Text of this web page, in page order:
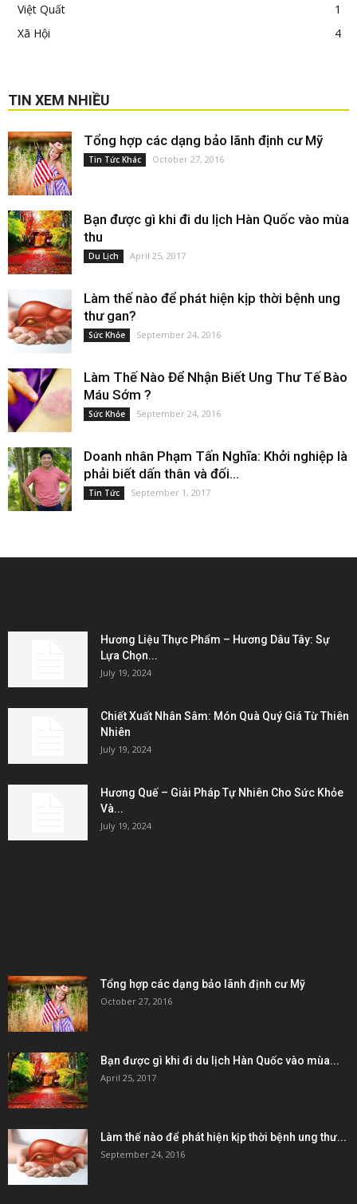
Việt Quất
1
Xã Hội
4
TIN XEM NHIỀU
Tổng hợp các dạng bảo lãnh định cư Mỹ
Tin Tức Khác October 27, 2016
Bạn được gì khi đi du lịch Hàn Quốc vào mùa
thu
Du Lịch April 25, 2017
Làm thế nào để phát hiện kịp thời bệnh ung
thư gan?
Sức Khỏe September 24, 2016
Làm Thế Nào Để Nhận Biết Ung Thư Tế Bào
Máu Sớm ?
Sức Khỏe September 24, 2016
Doanh nhân Phạm Tấn Nghĩa: Khởi nghiệp là
phải biết dấn thân và đối...
Tin Tức September 1, 2017
Hương Liệu Thực Phẩm – Hương Dâu Tây: Sự
Lựa Chọn...
July 19, 2024
Chiết Xuất Nhân Sâm: Món Quà Quý Giá Từ Thiên
Nhiên
July 19, 2024
Hương Quế – Giải Pháp Tự Nhiên Cho Sức Khỏe
Và...
July 19, 2024
Tổng hợp các dạng bảo lãnh định cư Mỹ
October 27, 2016
Bạn được gì khi đi du lịch Hàn Quốc vào mùa...
April 25, 2017
Làm thế nào để phát hiện kịp thời bệnh ung thư...
September 24, 2016